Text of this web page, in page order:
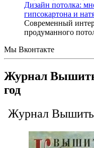
Дизайн потолка:
гипсокартона и
Современный
продуманного
Мы Вконтакте
Журнал
год
Журнал